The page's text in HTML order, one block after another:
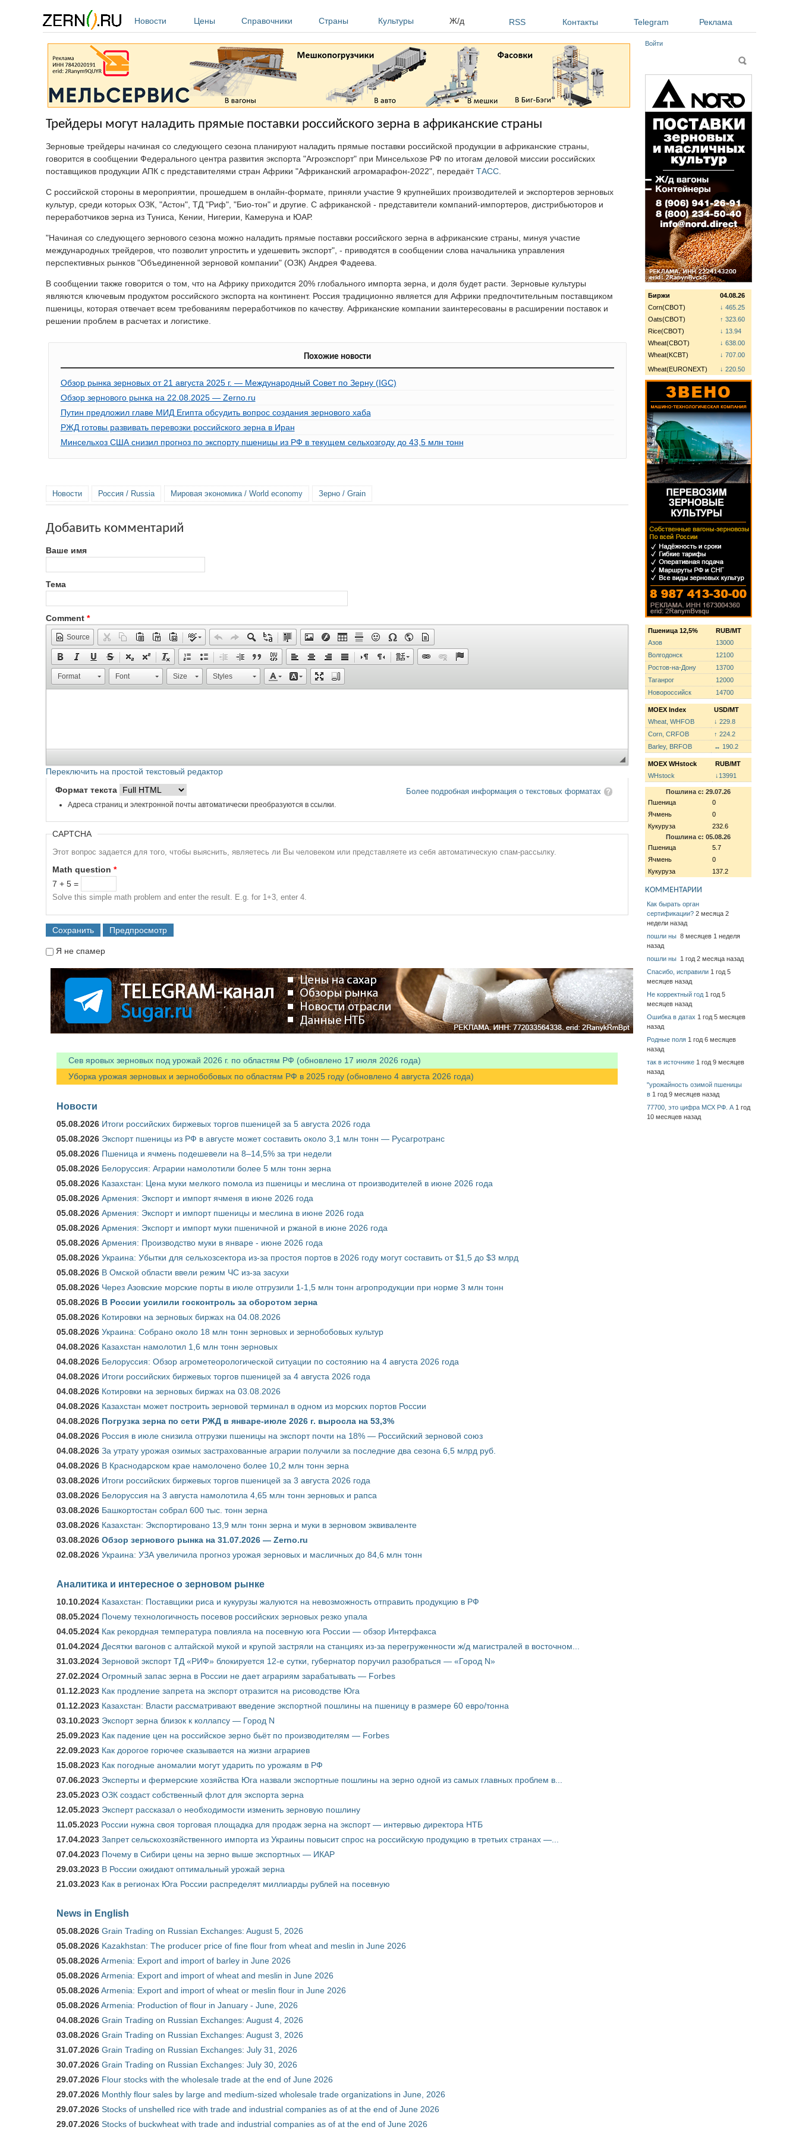
Новости
Цены Справочники Страны Культуры Ж/д RSS Контакты Telegram Реклама
Трейдеры могут наладить прямые поставки российского зерна в африканские страны
Зерновые трейдеры начиная со следующего сезона планируют наладить прямые поставки российской продукции в африканские страны,
говорится в сообщении Федерального центра развития экспорта "Агроэкспорт" при Минсельхозе РФ по итогам деловой миссии российских
поставщиков продукции АПК с представителями стран Африки "Африканский агромарафон-2022", передаётТАСС
С российской стороны в мероприятии, прошедшем в онлайн-формате, приняли участие 9 крупнейших производителей и экспортеров зерновых
культур, среди которых ОЗК, "Астон", ТД "Риф", "Био-тон" и другие. С африканской - представители компаний-импортеров, дистрибьюторов и
переработчиков зерна из Туниса, Кении, Нигерии, Камеруна и ЮАР.
"Начиная со следующего зернового сезона можно наладить прямые поставки российского зерна в африканские страны, минуя участие
международных трейдеров, что позволит упростить и удешевить экспорт", - приводятся в сообщении слова начальника управления
перспективных рынков "Объединенной зерновой компании" (ОЗК) Андрея Фадеева.
В сообщении также говорится о том, что на Африку приходится 20% глобального импорта зерна, и доля будет расти. Зерновые культуры
являются ключевым продуктом российского экспорта на континент. Россия традиционно является для Африки предпочтительным поставщиком
пшеницы, которая отвечает всем требованиям переработчиков по качеству. Африканские компании заинтересованы в расширении поставок и
решении проблем в расчетах и логистике.
Похожие новости
Обзор рынка зерновых от 21 августа 2025 г. — Международный Совет по Зерну (IGC)
Обзор зернового рынка на 22.08.2025 — Zerno.ru
Путин предложил главе МИД Египта обсудить вопрос создания зернового хаба
РЖД готовы развивать перевозки российского зерна в Иран
Минсельхоз США снизил прогноз по экспорту пшеницы из РФ в текущем сельхозгоду до 43,5 млн тонн
Новости Россия / Russia Мировая экономика / World economy Зерно / Grain
Добавить комментарий
Ваше имя
Тема
Comment *
Source
Format Font Size Styles
Переключить на простой текстовый редактор
Более подробная информация о текстовых форматах
Формат текста
Адреса страниц и электронной почты автоматически преобразуются в ссылки.
CAPTCHA
Этот вопрос задается для того, чтобы выяснить, являетесь ли Вы человеком или представляете из себя автоматическую спам-рассылку.
Math question *
7 + 5 =
Solve this simple math problem and enter the result. E.g. for 1+3, enter 4.
Я не спамер
Сев яровых зерновых под урожай 2026 г. по областям РФ (обновлено 17 июля 2026 года)
Уборка урожая зерновых и зернобобовых по областям РФ в 2025 году (обновлено 4 августа 2026 года)
Новости
05.08.2026 Итоги российских биржевых торгов пшеницей за 5 августа 2026 года
05.08.2026 Экспорт пшеницы из РФ в августе может составить около 3,1 млн тонн — Русагротранс
05.08.2026 Пшеница и ячмень подешевели на 8–14,5% за три недели
05.08.2026 Белоруссия: Аграрии намолотили более 5 млн тонн зерна
05.08.2026 Казахстан: Цена муки мелкого помола из пшеницы и меслина от производителей в июне 2026 года
05.08.2026 Армения: Экспорт и импорт ячменя в июне 2026 года
05.08.2026 Армения: Экспорт и импорт пшеницы и меслина в июне 2026 года
05.08.2026 Армения: Экспорт и импорт муки пшеничной и ржаной в июне 2026 года
05.08.2026 Армения: Производство муки в январе - июне 2026 года
05.08.2026 Украина: Убытки для сельхозсектора из-за простоя портов в 2026 году могут составить от $1,5 до $3 млрд
05.08.2026 В Омской области ввели режим ЧС из-за засухи
05.08.2026 Через Азовские морские порты в июле отгрузили 1-1,5 млн тонн агропродукции при норме 3 млн тонн
05.08.2026 В России усилили госконтроль за оборотом зерна
05.08.2026 Котировки на зерновых биржах на 04.08.2026
05.08.2026 Украина: Собрано около 18 млн тонн зерновых и зернобобовых культур
04.08.2026 Казахстан намолотил 1,6 млн тонн зерновых
04.08.2026 Белоруссия: Обзор агрометеорологической ситуации по состоянию на 4 августа 2026 года
04.08.2026 Итоги российских биржевых торгов пшеницей за 4 августа 2026 года
04.08.2026 Котировки на зерновых биржах на 03.08.2026
04.08.2026 Казахстан может построить зерновой терминал в одном из морских портов России
04.08.2026 Погрузка зерна по сети РЖД в январе-июле 2026 г. выросла на 53,3%
04.08.2026 Россия в июле снизила отгрузки пшеницы на экспорт почти на 18% — Российский зерновой союз
04.08.2026 За утрату урожая озимых застрахованные аграрии получили за последние два сезона 6,5 млрд руб.
04.08.2026 В Краснодарском крае намолочено более 10,2 млн тонн зерна
03.08.2026 Итоги российских биржевых торгов пшеницей за 3 августа 2026 года
03.08.2026 Белоруссия на 3 августа намолотила 4,65 млн тонн зерновых и рапса
03.08.2026 Башкортостан собрал 600 тыс. тонн зерна
03.08.2026 Казахстан: Экспортировано 13,9 млн тонн зерна и муки в зерновом эквиваленте
03.08.2026 Обзор зернового рынка на 31.07.2026 — Zerno.ru
02.08.2026 Украина: УЗА увеличила прогноз урожая зерновых и масличных до 84,6 млн тонн
Аналитика и интересное о зерновом рынке
10.10.2024 Казахстан: Поставщики риса и кукурузы жалуются на невозможность отправить продукцию в РФ
08.05.2024 Почему технологичность посевов российских зерновых резко упала
04.05.2024 Как рекордная температура повлияла на посевную юга России — обзор Интерфакса
01.04.2024 Десятки вагонов с алтайской мукой и крупой застряли на станциях из-за перегруженности ж/д магистралей в восточном...
31.03.2024 Зерновой экспорт ТД «РИФ» блокируется 12-е сутки, губернатор поручил разобраться — «Город N»
27.02.2024 Огромный запас зерна в России не дает аграриям зарабатывать — Forbes
01.12.2023 Как продление запрета на экспорт отразится на рисоводстве Юга
01.12.2023 Казахстан: Власти рассматривают введение экспортной пошлины на пшеницу в размере 60 евро/тонна
03.10.2023 Экспорт зерна близок к коллапсу — Город N
25.09.2023 Как падение цен на российское зерно бьёт по производителям — Forbes
22.09.2023 Как дорогое горючее сказывается на жизни аграриев
15.08.2023 Как погодные аномалии могут ударить по урожаям в РФ
07.06.2023 Эксперты и фермерские хозяйства Юга назвали экспортные пошлины на зерно одной из самых главных проблем в...
23.05.2023 ОЗК создаст собственный флот для экспорта зерна
12.05.2023 Эксперт рассказал о необходимости изменить зерновую пошлину
11.05.2023 России нужна своя торговая площадка для продаж зерна на экспорт — интервью директора НТБ
17.04.2023 Запрет сельскохозяйственного импорта из Украины повысит спрос на российскую продукцию в третьих странах —...
07.04.2023 Почему в Сибири цены на зерно выше экспортных — ИКАР
29.03.2023 В России ожидают оптимальный урожай зерна
21.03.2023 Как в регионах Юга России распределят миллиарды рублей на посевную
News in English
05.08.2026 Grain Trading on Russian Exchanges: August 5, 2026
05.08.2026 Kazakhstan: The producer price of fine flour from wheat and meslin in June 2026
05.08.2026Armenia: Export and import of barley in June 2026
05.08.2026Armenia: Export and import of wheat and meslin in June 2026
05.08.2026Armenia: Export and import of wheat or meslin flour in June 2026
05.08.2026Armenia: Production of flour in January - June, 2026
04.08.2026 Grain Trading on Russian Exchanges: August 4, 2026
03.08.2026 Grain Trading on Russian Exchanges: August 3, 2026
31.07.2026 Grain Trading on Russian Exchanges: July 31, 2026
30.07.2026 Grain Trading on Russian Exchanges: July 30, 2026
29.07.2026 Flour stocks with the wholesale trade at the end of June 2026
29.07.2026 Monthly flour sales by large and medium-sized wholesale trade organizations in June, 2026
29.07.2026 Stocks of unshelled rice with trade and industrial companies as of at the end of June 2026
29.07.2026 Stocks of buckwheat with trade and industrial companies as of at the end of June 2026
Войти
Поиск
Биржи
04.08.26
Corn(CBOT)
↓ 465.25
Oats(CBOT)
↑ 323.60
Rice(CBOT)
↓ 13.94
Wheat(CBOT)
↓ 638.00
Wheat(KCBT)
↓ 707.00
Wheat(EURONEXT)
↓ 220.50
Пшеница 12,5%
RUB/MT
Азов
13000
Волгодонск
12100
Ростов-на-Дону
13700
Таганрог
12000
Новороссийск
14700
MOEX Index
USD/MT
Wheat, WHFOB
↓ 229.8
Corn, CRFOB
↑ 224.2
Barley, BRFOB
↔ 190.2
MOEX WHstock
RUB/MT
WHstock
↓13991
Пошлина с: 29.07.26
Пшеница
0
Ячмень
0
Кукуруза
232.6
Пошлина с: 05.08.26
Пшеница
5.7
Ячмень
0
Кукуруза
137.2
КОММЕНТАРИИ
Как бырать орган
сертификации? 2 месяца 2
недели назад
пошли ны 8 месяцев 1 неделя
назад
пошли ны 1 год 2 месяца назад
Спасибо, исправили 1 год 5
месяцев назад
Не корректный год 1 год 5
месяцев назад
Ошибка в датах 1 год 5 месяцев
назад
Родные поля 1 год 6 месяцев
назад
так в источнике 1 год 9 месяцев
назад
"урожайность озимой пшеницы
в 1 год 9 месяцев назад
77700, это цифра МСХ РФ. А 1 год
10 месяцев назад